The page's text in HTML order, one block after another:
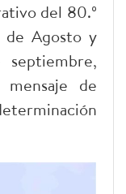
del 80.º
de Agosto y
de